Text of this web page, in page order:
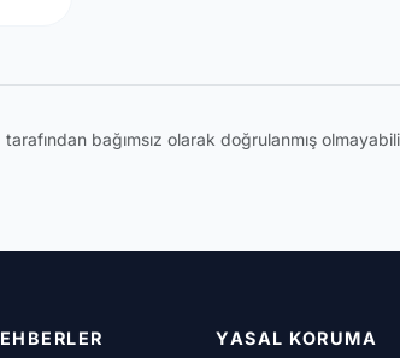
bağımsız olarak doğrulanmış
YASAL KORUMA